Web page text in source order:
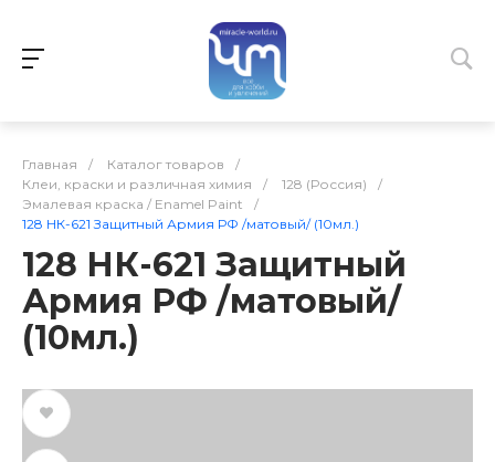
Главная / Каталог товаров
/
Клеи, краски и различная химия
/ 128 (Россия)
/
Эмалевая краска / Enamel Paint
/
128 НК-621 Защитный Армия РФ /матовый/ (10мл.)
128 НК-621 Защитный
Армия РФ /матовый/
(10мл.)